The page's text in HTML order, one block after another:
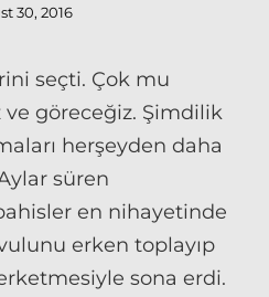
30, 2016
seçti. Çok mu
göreceğiz. Şimdilik
herşeyden daha
süren
en nihayetinde
erken toplayıp
sona erdi.